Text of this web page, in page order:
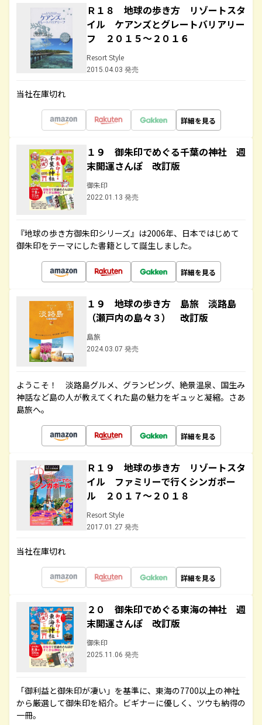
Ｒ１８ 地球の歩き方 リゾートスタ
イル ケアンズとグレートバリアリー
フ ２０１５～２０１６
Resort Style
2015.04.03 発売
当社在庫切れ
詳細を見る
１９ 御朱印でめぐる千葉の神社 週
末開運さんぽ 改訂版
御朱印
2022.01.13 発売
『地球の歩き方御朱印シリーズ』は2006年、日本ではじめて
御朱印をテーマにした書籍として誕生しました。
詳細を見る
１９ 地球の歩き方 島旅 淡路島
（瀬戸内の島々３） 改訂版
島旅
2024.03.07 発売
ようこそ！ 淡路島グルメ、グランピング、絶景温泉、国生み
神話など島の人が教えてくれた島の魅力をギュッと凝縮。さあ
島旅へ。
詳細を見る
Ｒ１９ 地球の歩き方 リゾートスタ
イル ファミリーで行くシンガポー
ル ２０１７～２０１８
Resort Style
2017.01.27 発売
当社在庫切れ
詳細を見る
２０ 御朱印でめぐる東海の神社 週
末開運さんぽ 改訂版
御朱印
2025.11.06 発売
「御利益と御朱印が凄い」を基準に、東海の7700以上の神社
から厳選して御朱印を紹介。ビギナーに優しく、ツウも納得の
一冊。